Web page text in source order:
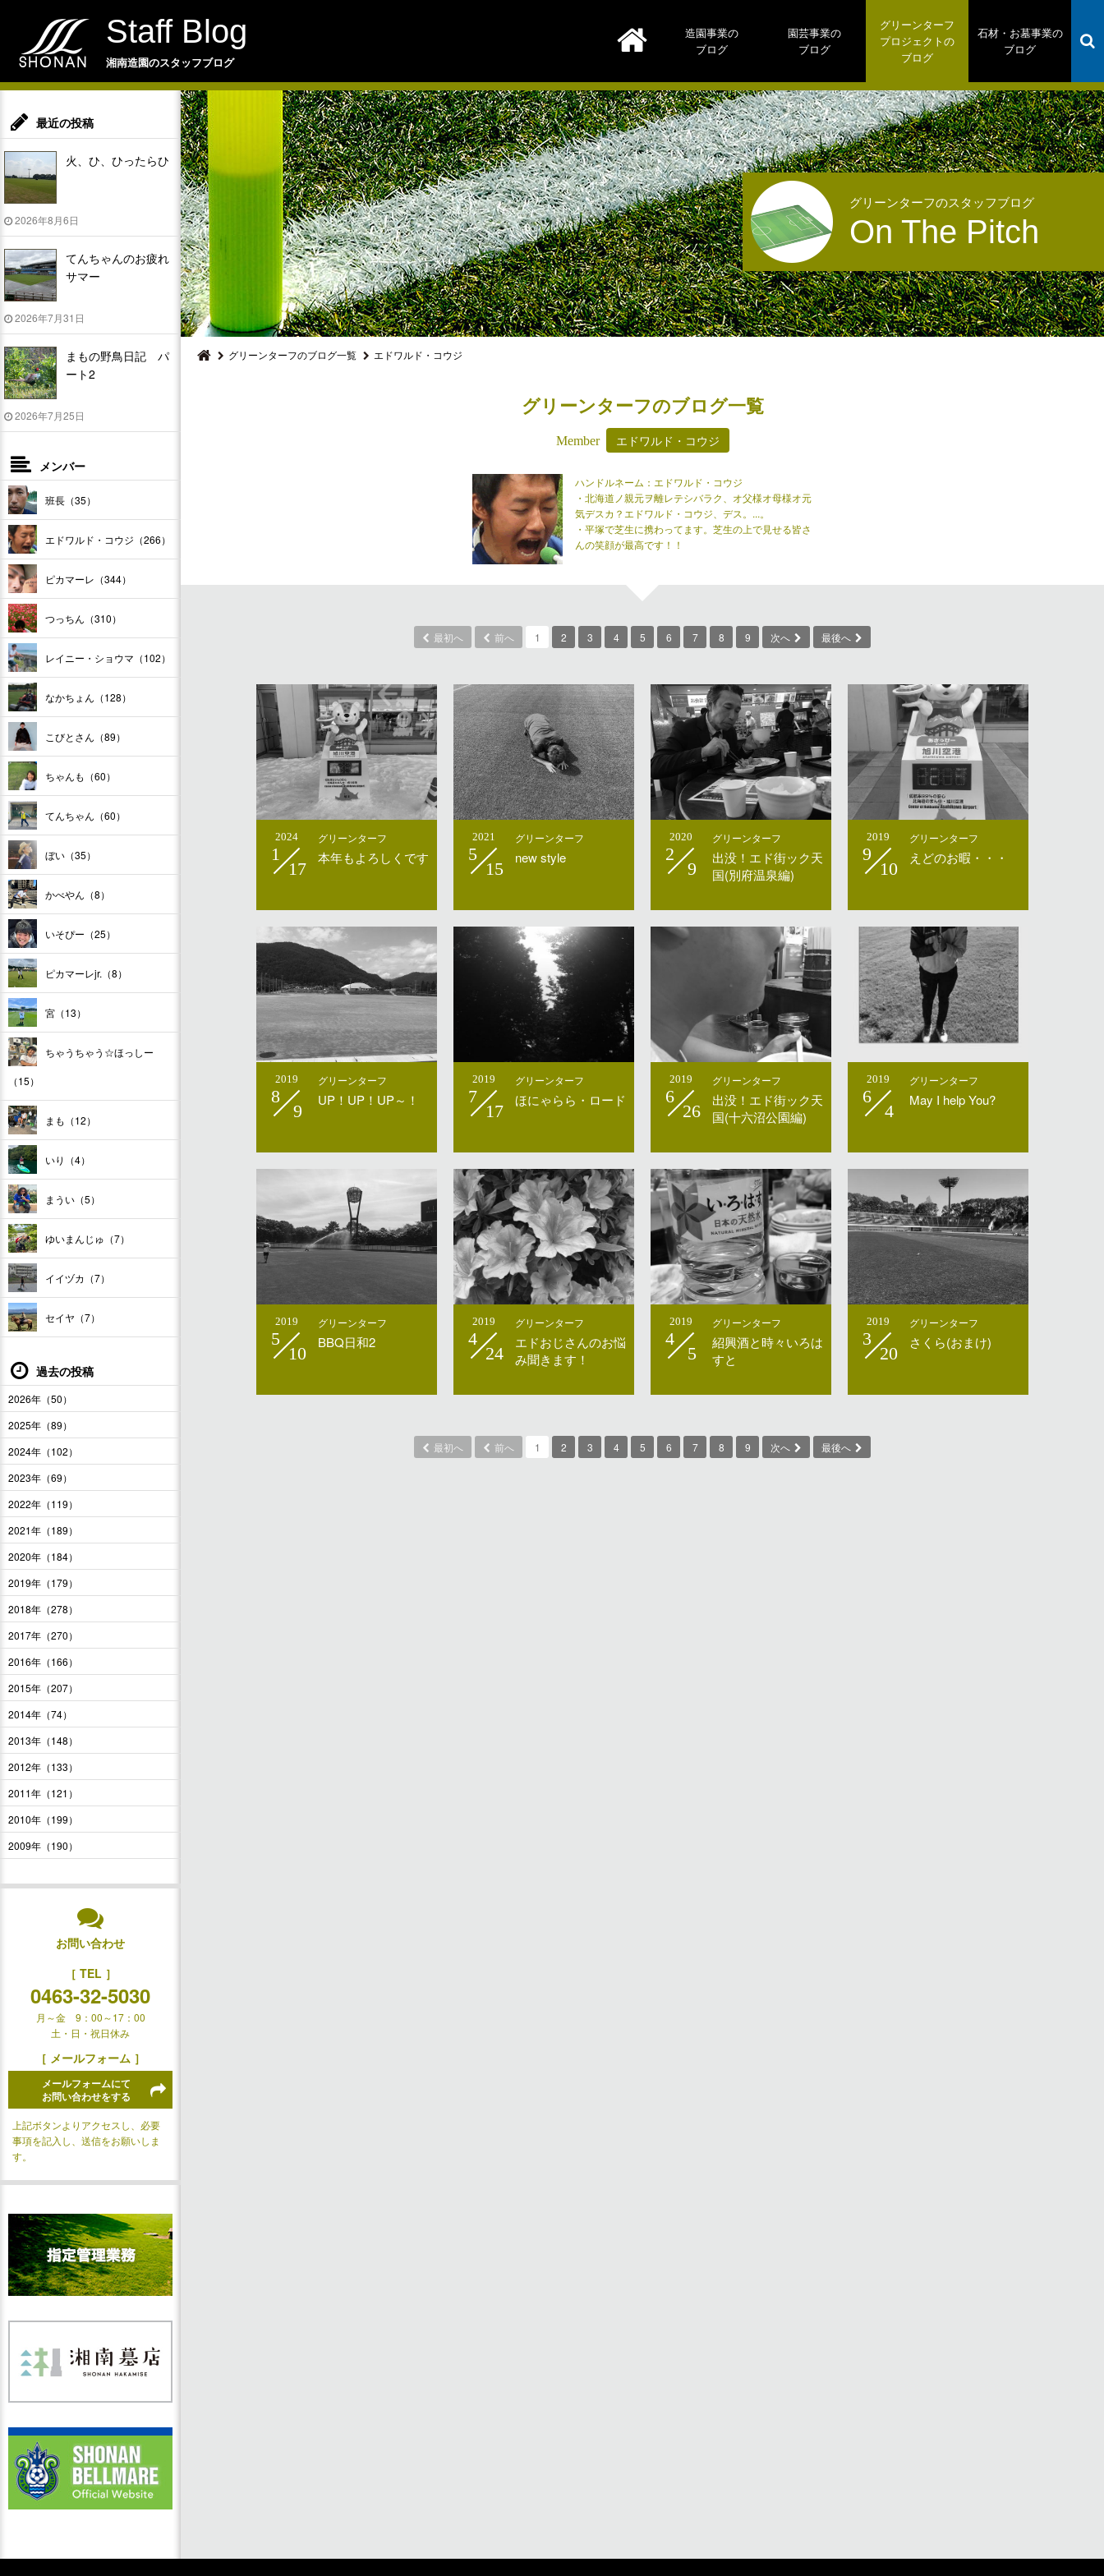
Staff Blog
湘南造園のスタッフブログ
造園事業の
ブログ
園芸事業の
ブログ
グリーンターフ
プロジェクトの
ブログ
石材・お墓事業の
ブログ
グリーンターフのスタッフブログ
On The Pitch
グリーンターフのブログ一覧 エドワルド・コウジ
グリーンターフのブログ一覧
Member エドワルド・コウジ
ハンドルネーム：エドワルド・コウジ
・北海道ノ親元ヲ離レテシバラク、オ父様オ母様オ元
気デスカ？エドワルド・コウジ、デス。...。
・平塚で芝生に携わってます。芝生の上で見せる皆さ
んの笑顔が最高です！！
最初へ 前へ 1 2 3 4 5 6 7 8 9 次へ 最後へ
2024
1
17
グリーンターフ
本年もよろしくです
2021
5
15
グリーンターフ
new style
2020
2
9
グリーンターフ
出没！エド街ック天
国(別府温泉編)
2019
9
10
グリーンターフ
えどのお暇・・・
2019
8
9
グリーンターフ
UP！UP！UP～！
2019
7
17
グリーンターフ
ほにゃらら・ロード
2019
6
26
グリーンターフ
出没！エド街ック天
国(十六沼公園編)
2019
6
4
グリーンターフ
May I help You?
2019
5
10
グリーンターフ
BBQ日和2
2019
4
24
グリーンターフ
エドおじさんのお悩
み聞きます！
2019
4
5
グリーンターフ
紹興酒と時々いろは
すと
2019
3
20
グリーンターフ
さくら(おまけ)
最初へ 前へ 1 2 3 4 5 6 7 8 9 次へ 最後へ
最近の投稿
火、ひ、ひったらひ
2026年8月6日
てんちゃんのお疲れ
サマー
2026年7月31日
まもの野鳥日記 パ
ート2
2026年7月25日
メンバー
班長（35）
エドワルド・コウジ（266）
ピカマーレ（344）
つっちん（310）
レイニー・ショウマ（102）
なかちょん（128）
こびとさん（89）
ちゃんも（60）
てんちゃん（60）
ぼい（35）
かべやん（8）
いそぴー（25）
ピカマーレjr.（8）
宮（13）
ちゃうちゃう☆ほっしー
（15）
まも（12）
いり（4）
まうい（5）
ゆいまんじゅ（7）
イイヅカ（7）
セイヤ（7）
過去の投稿
2026年（50）
2025年（89）
2024年（102）
2023年（69）
2022年（119）
2021年（189）
2020年（184）
2019年（179）
2018年（278）
2017年（270）
2016年（166）
2015年（207）
2014年（74）
2013年（148）
2012年（133）
2011年（121）
2010年（199）
2009年（190）
お問い合わせ
［ TEL ］
0463-32-5030
月～金 9：00～17：00
土・日・祝日休み
［ メールフォーム ］
メールフォームにて
お問い合わせをする
上記ボタンよりアクセスし、必要
事項を記入し、送信をお願いしま
す。